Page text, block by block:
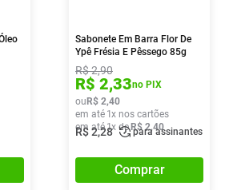
Sabonete Em Barra Flor De
Ypê Frésia E Pêssego 85g
R$2,90
R$ 2,33no PIX
ou R$ 2,40
em até 1x nos cartões
em até 1x de R$ 2,40
R$2,28 para assinantes
Comprar